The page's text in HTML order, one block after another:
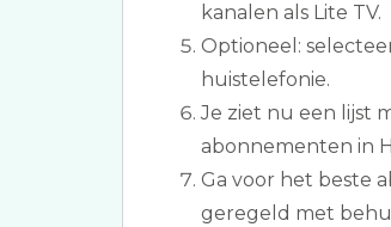
kanalen als Lite TV.
Optioneel:
huistelefonie.
Je ziet nu een lijst
abonnementen in
Ga voor het beste
geregeld met